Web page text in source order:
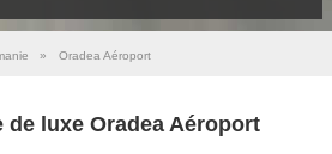
» Oradea Aéroport
luxe Oradea Aéroport